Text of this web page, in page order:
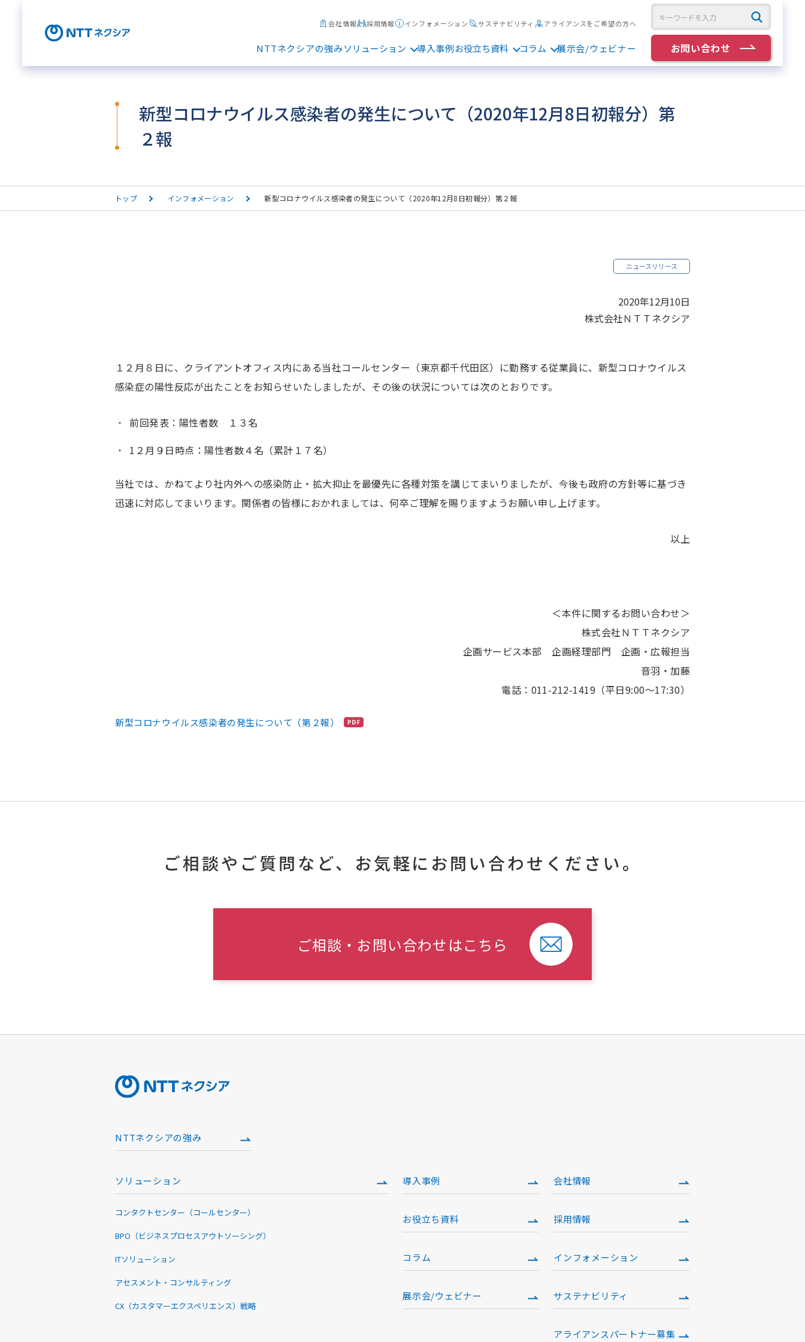
NTTネクシアの強みソリューション 導入事例お役立ち資料 コラム 展示会/ウェビナー
会社情報 採用情報 インフォメーション サステナビリティ アライアンスをご希望の方へ
お問い合わせ
新型コロナウイルス感染者の発生について（2020年12月8日初報分）第
２報
トップ インフォメーション 新型コロナウイルス感染者の発生について（2020年12月8日初報分）第２報
ニュースリリース
2020年12月10日
株式会社ＮＴＴネクシア
１２月８日に、クライアントオフィス内にある当社コールセンター（東京都千代田区）に勤務する従業員に、新型コロナウイルス
感染症の陽性反応が出たことをお知らせいたしましたが、その後の状況については次のとおりです。
前回発表：陽性者数 １３名
1２月９日時点：陽性者数４名（累計１７名）
当社では、かねてより社内外への感染防止・拡大抑止を最優先に各種対策を講じてまいりましたが、今後も政府の方針等に基づき
迅速に対応してまいります。関係者の皆様におかれましては、何卒ご理解を賜りますようお願い申し上げます。
以上
＜本件に関するお問い合わせ＞
株式会社ＮＴＴネクシア
企画サービス本部 企画経理部門 企画・広報担当
音羽・加藤
電話：011-212-1419（平日9:00～17:30）
新型コロナウイルス感染者の発生について（第２報）
ご相談やご質問など、 お気軽にお問い合わせください。
ご相談・お問い合わせはこちら
NTTネクシアの強み
ソリューション
コンタクトセンター（コールセンター）
BPO（ビジネスプロセスアウトソーシング）
ITソリューション
アセスメント・コンサルティング
CX（カスタマーエクスペリエンス）戦略
導入事例
お役立ち資料
コラム
展示会/ウェビナー
会社情報
採用情報
インフォメーション
サステナビリティ
アライアンスパートナー募集